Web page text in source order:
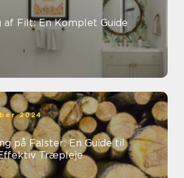
Filt: En Komplet Guide
2024
på Falster: En Guide til
Træpleje